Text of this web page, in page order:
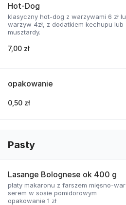
Hot-Dog
klasyczny hot-dog z warzywami 6 zł
warzyw 4zł, z dodatkiem kechupu lub
musztardy.
7,00 zł
opakowanie
0,50 zł
Pasty
Lasange Bolognese ok 400 g
płaty makaronu z farszem mięsno-
serem w sosie pomidorowym
opakowanie 1 zł